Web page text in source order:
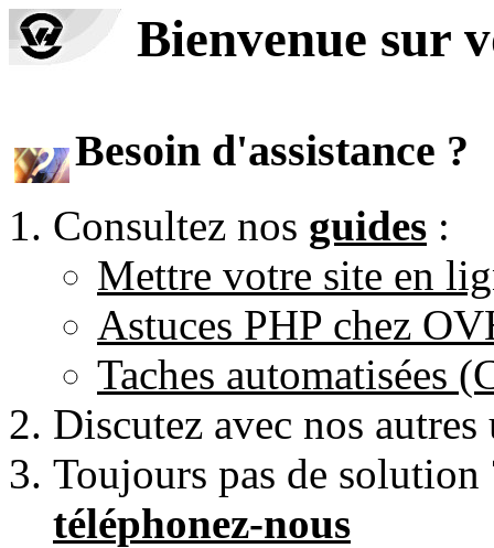
Bienvenue sur
Besoin d'assistance ?
Consultez nos guides :
Mettre votre site en
Astuces PHP chez
Taches automatisées
Discutez avec nos
Toujours pas de
téléphonez-nous